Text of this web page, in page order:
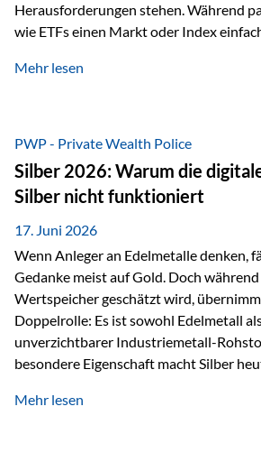
Herausforderungen stehen. Während
wie ETFs einen Markt oder Index
setzen auf die Expertise erfahrener
Veränderungen geprägt ist, kann diese
Herangehensweise einen
Was zeichnet aktive Fonds aus? Aktive
Ziel, nicht nur einen Markt abzubilden,
Anlageentscheidungen zu treffen.
analysieren Unternehmen,…
Mehr lesen
PWP - Private Wealth Police
Silber 2026: Warum die
Silber nicht funktioniert
17. Juni 2026
Wenn Anleger an Edelmetalle denken,
Gedanke meist auf Gold. Doch
Wertspeicher geschätzt wird,
Doppelrolle: Es ist sowohl Edelmetall
unverzichtbarer Industriemetall-
besondere Eigenschaft macht Silber
elektrischer – und genau dort spielt
Mehr lesen